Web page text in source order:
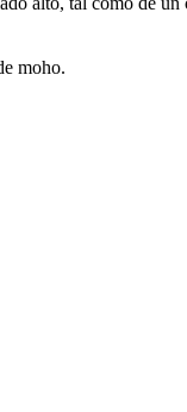
moho.